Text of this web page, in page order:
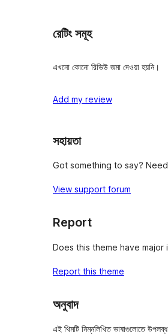
রেটিং সমূহ
এখনো কোনো রিভিউ জমা দেওয়া হয়নি।
Add my review
সহায়তা
Got something to say?
View support forum
Report
Does this theme have major
Report this theme
অনুবাদ
এই থিমটি নিম্নলিখিত ভাষাগুলোতে